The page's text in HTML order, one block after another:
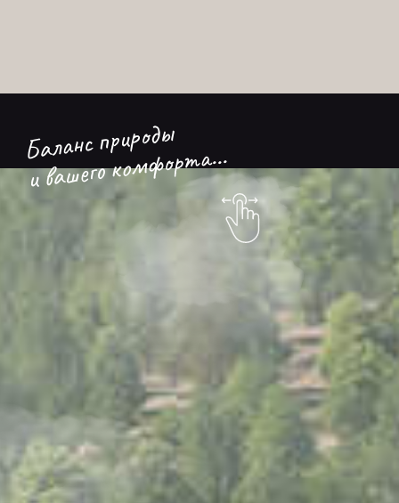
Баланс природы
и вашего комфорта...